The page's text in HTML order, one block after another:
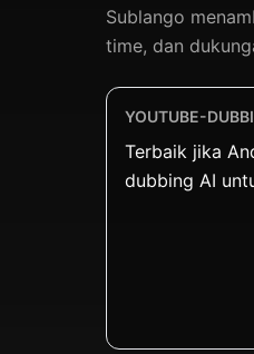
Sublango
time, dan
YOUTUBE-
Terbaik jika
dubbing AI